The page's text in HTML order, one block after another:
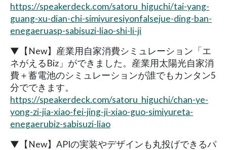
https://speakerdeck.com/satoru_higuchi/tai-yang-
guang-xu-dian-chi-simiyuresiyonfalsejue-ding-ban-
enegaeruasp-sabisuzi-liao-shi-li-ji
▼【New】産業用自家消費シミュレーション「エ
ネがえるBiz」ができました。産業用太陽光自家消
費＋蓄電池のシミュレーションが誰でもカンタン5
分でできます。
https://speakerdeck.com/satoru_higuchi/chan-ye-
yong-zi-jia-xiao-fei-jing-ji-xiao-guo-simiyureta-
enegaerubiz-sabisuzi-liao
▼【New】APIの実装やデザインも丸投げできるパ